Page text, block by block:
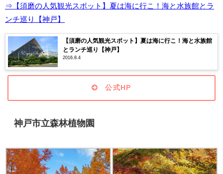
⇒【須磨の人気観光スポット】夏は海に行こ！海と水族館とラ
ンチ巡り【神戸】
【須磨の人気観光スポット】夏は海に行こ！海と水族館
とランチ巡り【神戸】
2016.8.4
公式HP
神戸市立森林植物園